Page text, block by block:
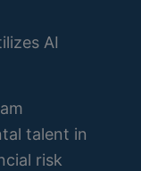
ΑI
talent іn
risk